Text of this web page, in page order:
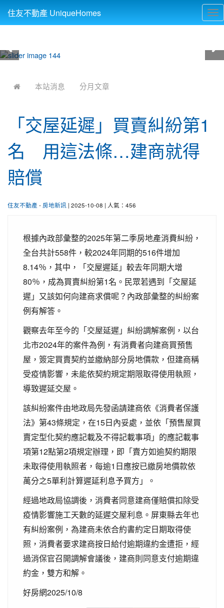
住友不動產 UniqueHomes
本站消息 分月文章
「交屋延遲」買賣糾紛第1
名 用這法條…建商就得
賠償
住友不動產 - 房地新訊 | 2025-10-08 | 人氣：456
根據內政部彙整的2025年第二季房地產消費糾紛，
全台共計558件，較2024年同期的516件增加
8.14％，其中，「交屋遲延」較去年同期大增
80％，成為買賣糾紛第1名。民眾若遇到「交屋延
遲」又該如何向建商求償呢？內政部彙整的糾紛案
例有解答。
觀察去年至今的「交屋延遲」糾紛調解案例，以台
北市2024年的案件為例，有消費者向建商買預售
屋，簽定買賣契約並繳納部分房地價款，但建商稱
受疫情影響，未能依契約規定期限取得使用執照，
導致遲延交屋。
該糾紛案件由地政局先發函請建商依《消費者保護
法》第43條規定，在15日內妥處，並依「預售屋買
賣定型化契約應記載及不得記載事項」的應記載事
項第12點第2項規定辦理，即「賣方如逾契約期限
未取得使用執照者，每逾1日應按已繳房地價款依
萬分之5單利計算遲延利息予買方」。
經過地政局協調後，消費者同意建商僅賠償扣除受
疫情影響施工天數的延遲交屋利息。屏東縣去年也
有糾紛案例，為建商未依合約書約定日期取得使
照，消費者要求建商按日給付逾期違約金遭拒，經
過消保官召開調解會議後，建商則同意支付逾期違
約金，雙方和解。
好房網2025/10/8